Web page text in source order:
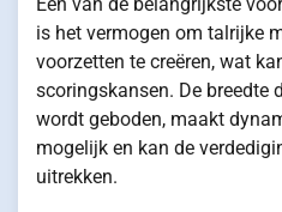
is het vermogen om talrijke
voorzetten te creëren, wat
scoringskansen. De breedte
wordt geboden, maakt
mogelijk en kan de
uitrekken.